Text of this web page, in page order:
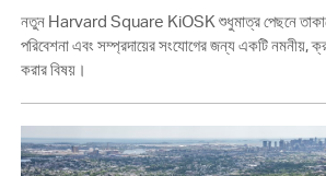
নতুন Harvard Square KiOSK শুধুমাত্র পেছনে
পরিবেশনা এবং সম্প্রদায়ের সংযোগের জন্য একটি নমনীয়,
করার বিষয়।